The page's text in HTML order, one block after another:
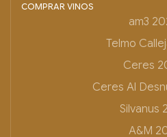
COMPRAR VINOS
am3
Telmo
Ceres
Ceres Al
Silvanus
A&M